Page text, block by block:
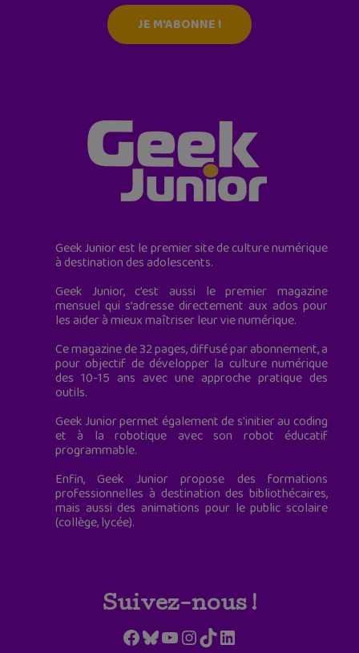
JE M'ABONNE !
Geek Junior est le premier site de culture numérique
à destination des adolescents.
Geek Junior, c’est aussi le premier magazine
mensuel qui s’adresse directement aux ados pour
les aider à mieux maîtriser leur vie numérique.
Ce magazine de 32 pages, diffusé par abonnement, a
pour objectif de développer la culture numérique
des 10-15 ans avec une approche pratique des
outils.
Geek Junior permet également de s'initier au coding
et à la robotique avec son robot éducatif
programmable.
Enfin, Geek Junior propose des formations
professionnelles à destination des bibliothécaires,
mais aussi des animations pour le public scolaire
(collège, lycée).
Suivez-nous !
Facebook
Bluesky
YouTube
Instagram
TikTokLinkedIn